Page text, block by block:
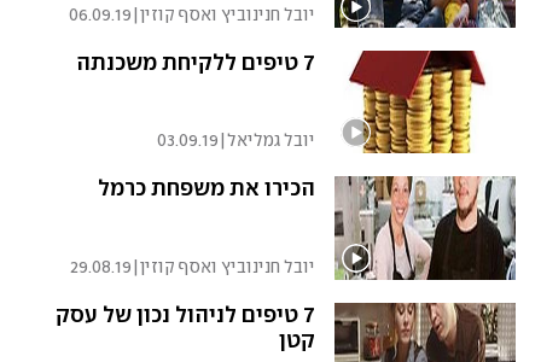
יובל חנינוביץ ואסף קוזין|
06.09.19
7 טיפים ללקיחת משכנתה
יובל גמליאל|
03.09.19
הכירו את משפחת כרמל
יובל חנינוביץ ואסף קוזין|
29.08.19
7 טיפים לניהול נכון של עסק
קטן